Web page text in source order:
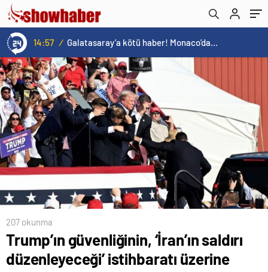
00:19 / Trump’tan seçim sonrası ilk mülakat
207 okunma
Trump’ın güvenliğinin, ‘İran’ın saldırı
düzenleyeceği’ istihbaratı üzerine